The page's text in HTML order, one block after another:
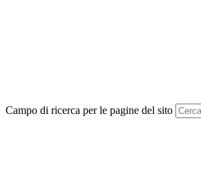
Campo di ricerca per le pagine del sito